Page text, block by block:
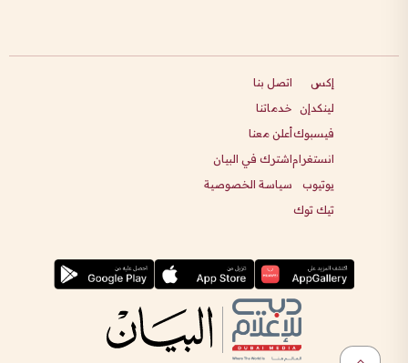
إكس
لينكدإن
فيسبوك
انستغرام
يوتيوب
تيك توك
اتصل بنا
خدماتنا
أعلن معنا
اشترك في البيان
سياسة الخصوصية